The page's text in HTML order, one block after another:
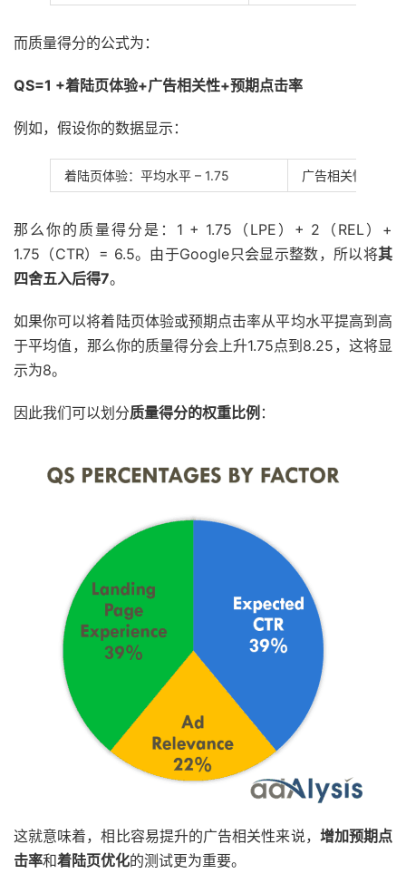
而质量得分的公式为：
QS=1 +着陆页体验+广告相关性+预期点击率
例如，假设你的数据显示：
着陆页体验：平均水平 – 1.75 广告相关性：高
那么你的质量得分是：1 + 1.75（LPE）+ 2（REL）+
1.75（CTR）= 6.5。由于Google只会显示整数，所以将其
四舍五入后得7。
如果你可以将着陆页体验或预期点击率从平均水平提高到高
于平均值，那么你的质量得分会上升1.75点到8.25，这将显
示为8。
因此我们可以划分质量得分的权重比例 ：
这就意味着，相比容易提升的广告相关性来说， 增加预期点
击率和着陆页优化的测试更为重要。